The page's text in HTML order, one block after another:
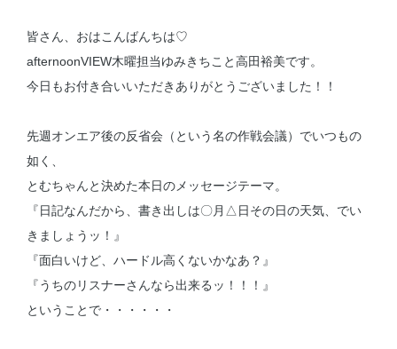
皆さん、おはこんばんちは♡
afternoonVIEW木曜担当ゆみきちこと高田裕美です。
今日もお付き合いいただきありがとうございました！！
先週オンエア後の反省会（という名の作戦会議）でいつもの
如く、
とむちゃんと決めた本日のメッセージテーマ。
『日記なんだから、書き出しは〇月△日その日の天気、でい
きましょうッ！』
『面白いけど、ハードル高くないかなあ？』
『うちのリスナーさんなら出来るッ！！！』
ということで・・・・・・